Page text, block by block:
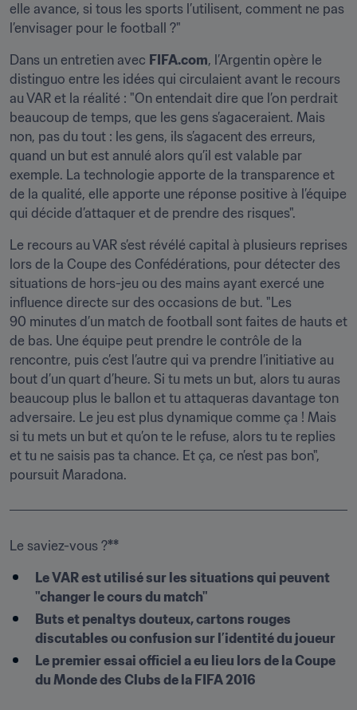
elle avance, si tous les sports l’utilisent, comment ne pas
l’envisager pour le football ?"
Dans un entretien avec FIFA.com, l’Argentin opère le
distinguo entre les idées qui circulaient avant le recours
au VAR et la réalité : "On entendait dire que l’on perdrait
beaucoup de temps, que les gens s’agaceraient. Mais
non, pas du tout : les gens, ils s’agacent des erreurs,
quand un but est annulé alors qu’il est valable par
exemple. La technologie apporte de la transparence et
de la qualité, elle apporte une réponse positive à l’équipe
qui décide d’attaquer et de prendre des risques".
Le recours au VAR s’est révélé capital à plusieurs reprises
lors de la Coupe des Confédérations, pour détecter des
situations de hors-jeu ou des mains ayant exercé une
influence directe sur des occasions de but. "Les
90 minutes d’un match de football sont faites de hauts et
de bas. Une équipe peut prendre le contrôle de la
rencontre, puis c’est l’autre qui va prendre l’initiative au
bout d’un quart d’heure. Si tu mets un but, alors tu auras
beaucoup plus le ballon et tu attaqueras davantage ton
adversaire. Le jeu est plus dynamique comme ça ! Mais
si tu mets un but et qu’on te le refuse, alors tu te replies
et tu ne saisis pas ta chance. Et ça, ce n’est pas bon",
poursuit Maradona.
Le saviez-vous ?**
Le VAR est utilisé sur les situations qui peuvent
"changer le cours du match"
Buts et penaltys douteux, cartons rouges
discutables ou confusion sur l’identité du joueur
Le premier essai officiel a eu lieu lors de la Coupe
du Monde des Clubs de la FIFA 2016